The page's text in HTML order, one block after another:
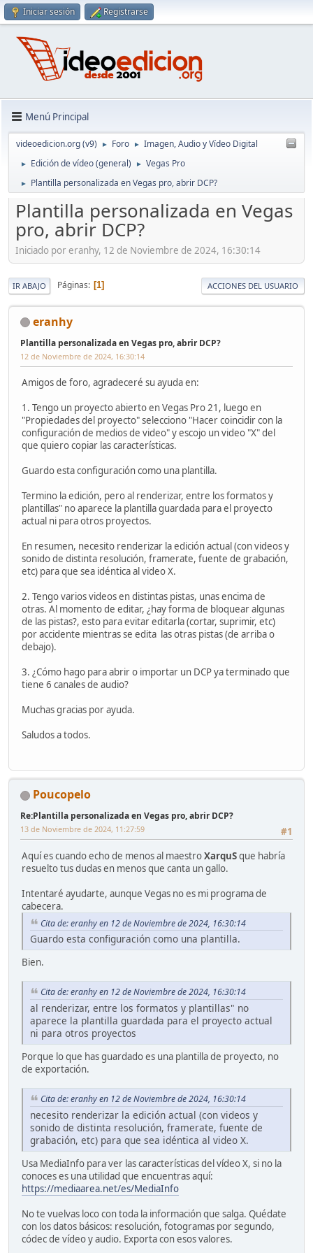
Iniciar sesión Registrarse
Menú Principal
videoedicion.org (v9) ► Foro ► Imagen, Audio y Vídeo Digital
► Edición de vídeo (general) ► Vegas Pro
► Plantilla personalizada en Vegas pro, abrir DCP?
Plantilla personalizada en Vegas
pro, abrir DCP?
Iniciado por eranhy, 12 de Noviembre de 2024, 16:30:14
IR ABAJO Páginas 1 ACCIONES DEL USUARIO
eranhy
Plantilla personalizada en Vegas pro, abrir DCP?
12 de Noviembre de 2024, 16:30:14
Amigos de foro, agradeceré su ayuda en:
1. Tengo un proyecto abierto en Vegas Pro 21, luego en
"Propiedades del proyecto" selecciono "Hacer coincidir con la
configuración de medios de video" y escojo un video "X" del
que quiero copiar las características.
Guardo esta configuración como una plantilla.
Termino la edición, pero al renderizar, entre los formatos y
plantillas" no aparece la plantilla guardada para el proyecto
actual ni para otros proyectos.
En resumen, necesito renderizar la edición actual (con videos y
sonido de distinta resolución, framerate, fuente de grabación,
etc) para que sea idéntica al video X.
2. Tengo varios videos en distintas pistas, unas encima de
otras. Al momento de editar, ¿hay forma de bloquear algunas
de las pistas?, esto para evitar editarla (cortar, suprimir, etc)
por accidente mientras se edita las otras pistas (de arriba o
debajo).
3. ¿Cómo hago para abrir o importar un DCP ya terminado que
tiene 6 canales de audio?
Muchas gracias por ayuda.
Saludos a todos.
Poucopelo
Re:Plantilla personalizada en Vegas pro, abrir DCP?
#1
13 de Noviembre de 2024, 11:27:59
Aquí es cuando echo de menos al maestroXarquSque habría
resuelto tus dudas en menos que canta un gallo.
Intentaré ayudarte, aunque Vegas no es mi programa de
cabecera.
Cita de: eranhy en 12 de Noviembre de 2024, 16:30:14
Guardo esta configuración como una plantilla.
Bien.
Cita de: eranhy en 12 de Noviembre de 2024, 16:30:14
al renderizar, entre los formatos y plantillas" no
aparece la plantilla guardada para el proyecto actual
ni para otros proyectos
Porque lo que has guardado es una plantilla de proyecto, no
de exportación.
Cita de: eranhy en 12 de Noviembre de 2024, 16:30:14
necesito renderizar la edición actual (con videos y
sonido de distinta resolución, framerate, fuente de
grabación, etc) para que sea idéntica al video X.
Usa MediaInfo para ver las características del vídeo X, si no la
conoces es una utilidad que encuentras aquí:
https://mediaarea.net/es/MediaInfo
No te vuelvas loco con toda la información que salga. Quédate
con los datos básicos: resolución, fotogramas por segundo,
códec de vídeo y audio. Exporta con esos valores.